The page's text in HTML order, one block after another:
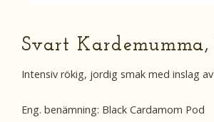
Svart
Intensiv rökig, jordig smak med inslag
Eng. benämning: Black Cardamom Pod